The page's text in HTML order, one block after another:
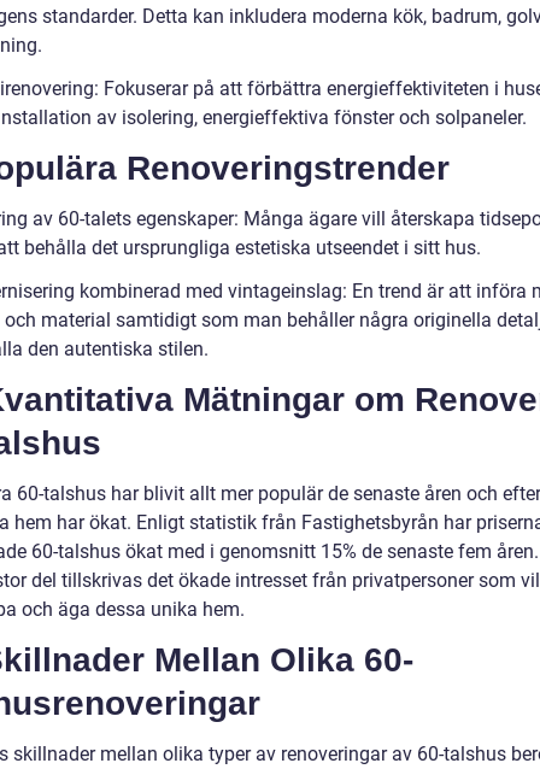
standarder. Detta kan inkludera moderna kök, badrum,
Fokuserar på att förbättra energieffektiviteten i
av isolering, energieffektiva fönster och solpaneler.
Renoveringstrender
av 60-talets egenskaper: Många ägare vill återskapa
behålla det ursprungliga estetiska utseendet i sitt hus.
kombinerad med vintageinslag: En trend är att införa
och material samtidigt som man behåller några originella
den autentiska stilen.
Mätningar om
60-talshus har blivit allt mer populär de senaste åren och
hem har ökat. Enligt statistik från Fastighetsbyrån har
60-talshus ökat med i genomsnitt 15% de senaste fem
del tillskrivas det ökade intresset från privatpersoner som
och äga dessa unika hem.
Mellan Olika 60-
skillnader mellan olika typer av renoveringar av 60-talshus